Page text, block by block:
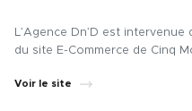
L’Agence Dn’D est
du site E-Commerce de Cinq
Voir le site